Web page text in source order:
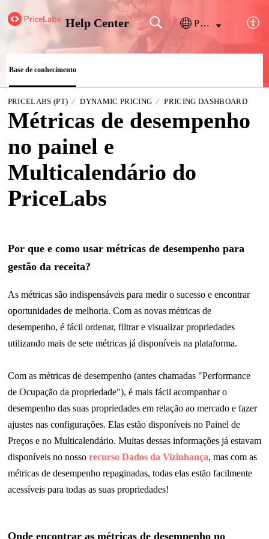
Help Center Português
Base de conhecimento
PRICELABS (PT) DYNAMIC PRICING PRICING DASHBOARD
Métricas de desempenho
no painel e
Multicalendário do
PriceLabs
Por que e como usar métricas de desempenho para
gestão da receita?
As métricas são indispensáveis para medir o sucesso e encontrar
oportunidades de melhoria. Com as novas métricas de
desempenho, é fácil ordenar, filtrar e visualizar propriedades
utilizando mais de sete métricas já disponíveis na plataforma.
Com as métricas de desempenho (antes chamadas "Performance
de Ocupação da propriedade"), é mais fácil acompanhar o
desempenho das suas propriedades em relação ao mercado e fazer
ajustes nas configurações. Elas estão disponíveis no Painel de
Preços e no Multicalendário. Muitas dessas informações já estavam
disponíveis no nosso recurso Dados da Vizinhança, mas com as
métricas de desempenho repaginadas, todas elas estão facilmente
acessíveis para todas as suas propriedades!
Onde encontrar as métricas de desempenho no